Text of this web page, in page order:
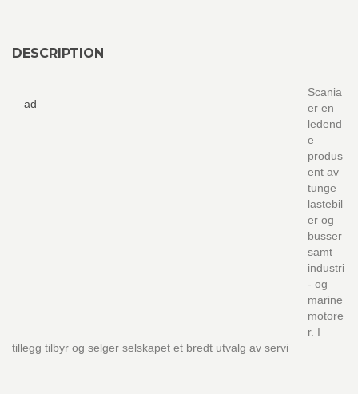
DESCRIPTION
ad
Scania
er en
ledend
e
produs
ent av
tunge
lastebil
er og
busser
samt
industri
- og
marine
motore
r. I
tillegg tilbyr og selger selskapet et bredt utvalg av servi